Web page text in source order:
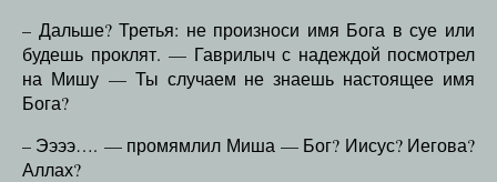
– Дальше? Третья: не произноси имя Бога в суе или
будешь проклят. — Гаврилыч с надеждой посмотрел
на Мишу — Ты случаем не знаешь настоящее имя
Бога?
– Ээээ…. — промямлил Миша — Бог? Иисус? Иегова?
Аллах?